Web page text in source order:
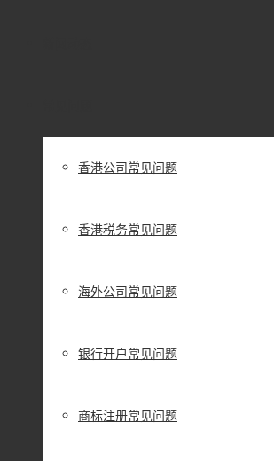
香港公司常见问题
香港税务常见问题
海外公司常见问题
银行开户常见问题
商标注册常见问题